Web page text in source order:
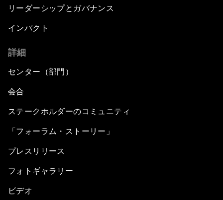
リーダーシップとガバナンス
インパクト
詳細
センター（部門）
会合
ステークホルダーのコミュニティ
「フォーラム・ストーリー」
プレスリリース
フォトギャラリー
ビデオ